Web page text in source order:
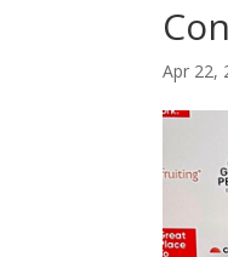
Apr 22,